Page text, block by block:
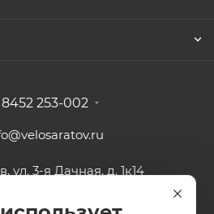
8452 253-002
ул. 3-я Дачная, д. 1к14